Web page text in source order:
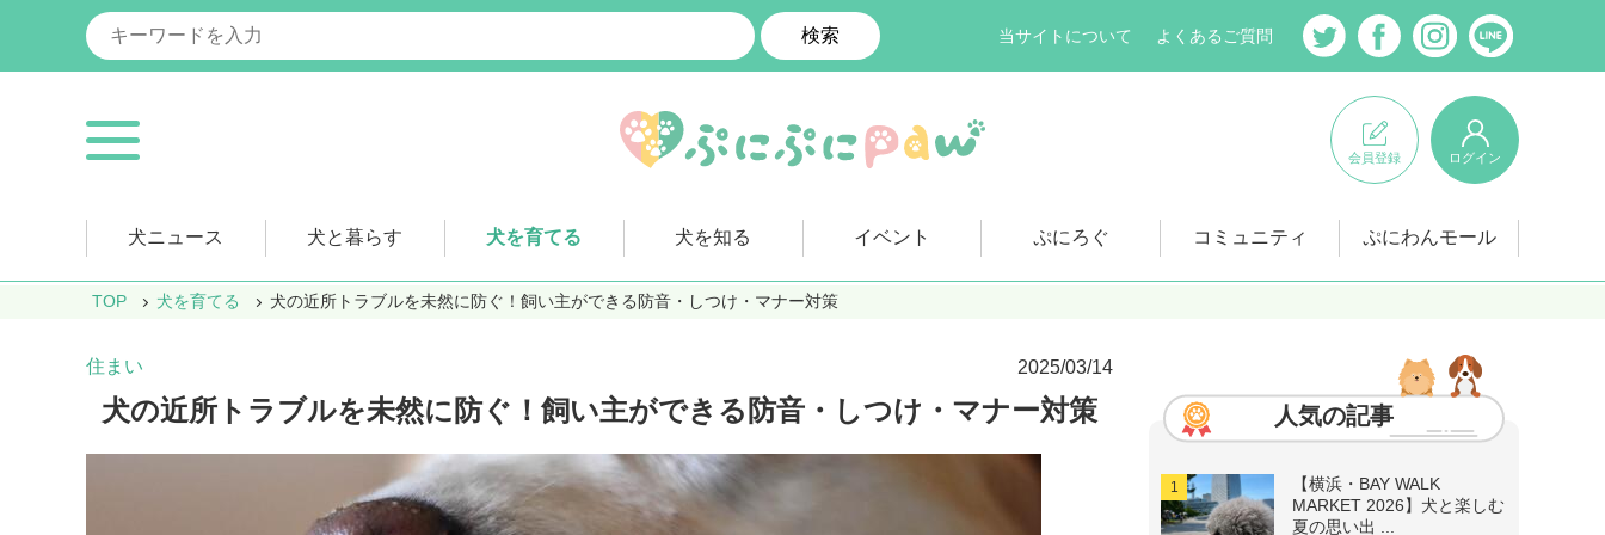
検索 当サイトについて よくあるご質問
会員登録 ログイン
犬ニュース 犬と暮らす 犬を育てる 犬を知る イベント ぷにろぐ コミュニティ ぷにわんモール
TOP 犬を育てる 犬の近所トラブルを未然に防ぐ！飼い主ができる防音・しつけ・マナー対策
住まい 2025/03/14
犬の近所トラブルを未然に防ぐ！飼い主ができる防音・しつけ・マナー対策 人気の記事
【横浜・BAY WALK
MARKET 2026】犬と楽しむ
夏の思い出 ...